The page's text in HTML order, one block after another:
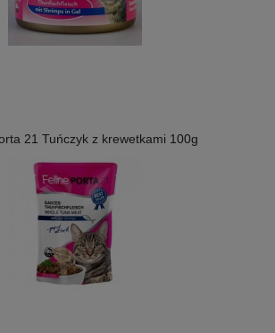
21 Tuńczyk z krewetkami 100g